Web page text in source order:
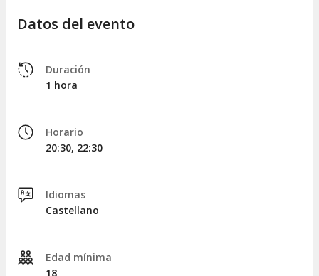
Datos del evento
Duración
1 hora
Horario
20:30, 22:30
Idiomas
Castellano
Edad mínima
18